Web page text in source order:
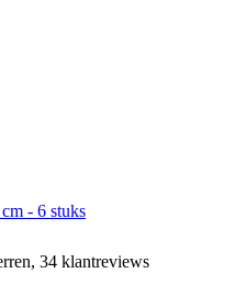
- 6 stuks
34 klantreviews